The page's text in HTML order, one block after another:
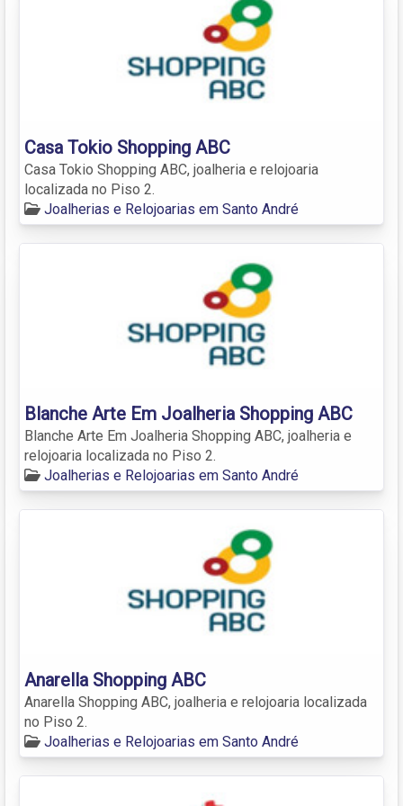
Casa Tokio Shopping ABC
Casa Tokio Shopping ABC, joalheria e relojoaria
localizada no Piso 2.
Joalherias e Relojoarias em Santo André
Blanche Arte Em Joalheria Shopping ABC
Blanche Arte Em Joalheria Shopping ABC, joalheria e
relojoaria localizada no Piso 2.
Joalherias e Relojoarias em Santo André
Anarella Shopping ABC
Anarella Shopping ABC, joalheria e relojoaria localizada
no Piso 2.
Joalherias e Relojoarias em Santo André